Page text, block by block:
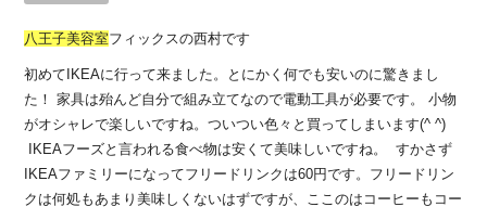
八王子美容室フィックスの西村です
初めてIKEAに行って来ました。とにかく何でも安いのに驚きまし
た！ 家具は殆んど自分で組み立てなので電動工具が必要です。 小物
がオシャレで楽しいですね。ついつい色々と買ってしまいます(^ ^)
IKEAフーズと言われる食べ物は安くて美味しいですね。 すかさず
IKEAファミリーになってフリードリンクは60円です。フリードリン
クは何処もあまり美味しくないはずですが、ここのはコーヒーもコー